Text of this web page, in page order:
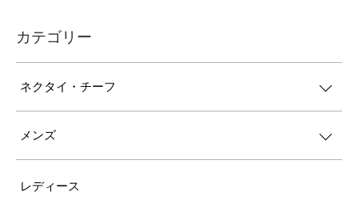
カテゴリー
ネクタイ・チーフ
メンズ
レディース